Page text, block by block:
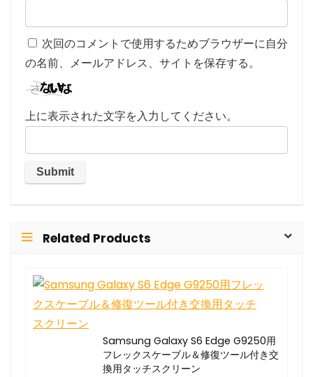
次回のコメントで使用するためブラウザーに自分
の名前、メールアドレス、サイトを保存する。
上に表示された文字を入力してください。
Related Products
Samsung Galaxy S6 Edge G9250用
フレックスケーブル＆修復ツール付き交
換用タッチスクリーン